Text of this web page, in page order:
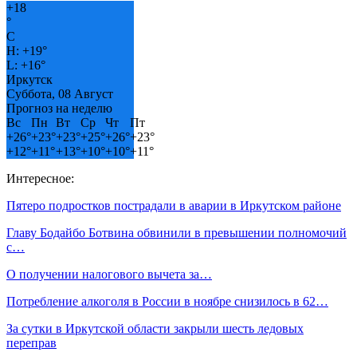
+18
°
C
H: +19°
L: +16°
Иркутск
Суббота, 08 Август
Прогноз на неделю
Вс
Пн Вт Ср Чт
Пт
+26°+23°+23°+25°+26°+23°
+12°+11°+13°+10°+10°+11°
Интересное:
Пятеро подростков пострадали в аварии в Иркутском районе
Главу Бодайбо Ботвина обвинили в превышении полномочий
с…
О получении налогового вычета за…
Потребление алкоголя в России в ноябре снизилось в 62…
За сутки в Иркутской области закрыли шесть ледовых
переправ